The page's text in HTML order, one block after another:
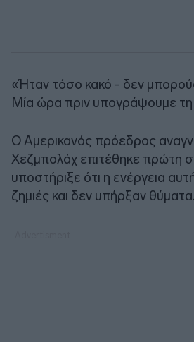
«Ήταν τόσο κακό - δεν
Μία ώρα πριν υπογράψουμε
Ο Αμερικανός πρόεδρος
Χεζμπολάχ επιτέθηκε πρώτη
υποστήριξε ότι η ενέργεια
ζημιές και δεν υπήρξαν θύματα.